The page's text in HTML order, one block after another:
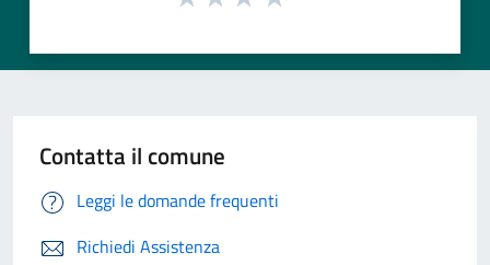
Contatta il comune
Leggi le domande frequenti
Richiedi Assistenza